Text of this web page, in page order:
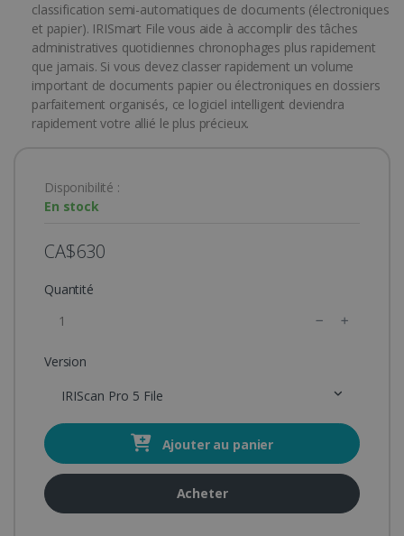
classification semi-automatiques de documents (électroniques
et papier). IRISmart File vous aide à accomplir des tâches
administratives quotidiennes chronophages plus rapidement
que jamais. Si vous devez classer rapidement un volume
important de documents papier ou électroniques en dossiers
parfaitement organisés, ce logiciel intelligent deviendra
rapidement votre allié le plus précieux.
Disponibilité :
En stock
CA$630
Quantité
Version
IRIScan Pro 5 File
Ajouter au panier
Acheter